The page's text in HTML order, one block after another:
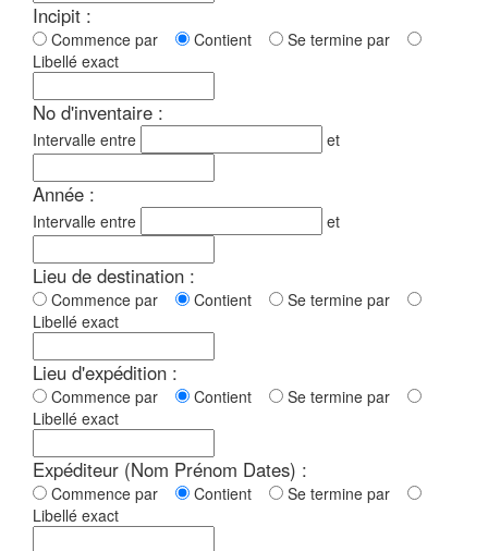
Incipit :
Commence par Contient
Se termine par
Libellé exact
No d'inventaire :
Intervalle entre et
Année :
Intervalle entre et
Lieu de destination :
Commence par Contient
Se termine par
Libellé exact
Lieu d'expédition :
Commence par Contient
Se termine par
Libellé exact
Expéditeur (Nom Prénom Dates) :
Commence par Contient
Se termine par
Libellé exact